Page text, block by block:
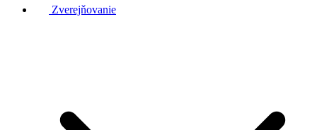
Zverejňovanie